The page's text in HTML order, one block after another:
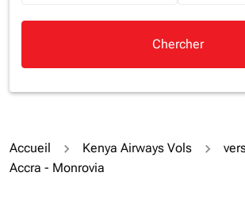
Chercher
Accueil Kenya Airways Vols
Accra - Monrovia